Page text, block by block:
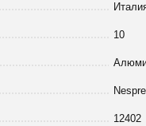
10
12402